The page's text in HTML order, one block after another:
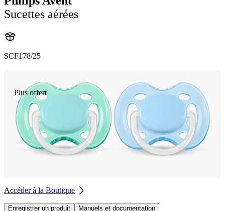
Sucettes aérées
SCF178/25
Plus offert
Accéder à la Boutique
Enregistrer un produit
Manuels et documentation